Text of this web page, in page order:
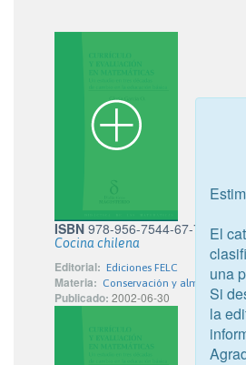
ISBN 978-956-7544-67-7
Cocina chilena
Editorial: Ediciones FELC
Materia: Conservación y
Publicado: 2002-06-30
El
una
Si
la